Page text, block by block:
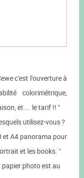
c'est l'ouverture à
colorimétrique,
et ... le tarif !! "
utilisez-vous ?
et A4 panorama pour
et les books. "
papier photo est au